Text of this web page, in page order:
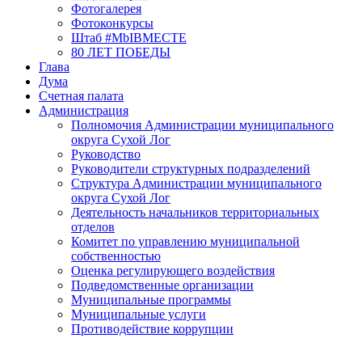
Фотогалерея
Фотоконкурсы
Штаб #MbIBMECTE
80 ЛЕТ ПОБЕДЫ
Глава
Дума
Счетная палата
Администрация
Полномочия Администрации муниципального
округа Сухой Лог
Руководство
Руководители структурных подразделений
Структура Администрации муниципального
округа Сухой Лог
Деятельность начальников территориальных
отделов
Комитет по управлению муниципальной
собственностью
Оценка регулирующего воздействия
Подведомственные организации
Муниципальные программы
Муниципальные услуги
Противодействие коррупции